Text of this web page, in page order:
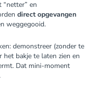
en
direct opgevangen
weggegooid.
demonstreer (zonder te
bakje te laten zien en
Dat mini-moment